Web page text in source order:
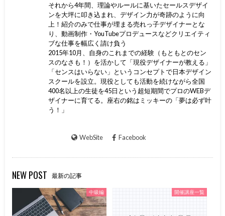
それから4年間、理論やルールに基いたセールスデザイ
ンを大坪に叩き込まれ、デザイン力が奇跡のように向
上！紹介のみで仕事が埋まる売れっ子デザイナーとな
り、動画制作・YouTubeプロデュースなどクリエイティ
ブな仕事を幅広く請け負う
2015年10月、自身のこれまでの経験（もともとのセン
スのなさも！）を活かして「現役デザイナーが教える」
「センスはいらない」というコンセプトで日本デザイン
スクールを設立。現役としても活動を続けながら全国
400名以上の生徒を45日という超短期間でプロのWEBデ
ザイナーに育てる。座右の銘はミッキーの「夢は必ず叶
う！」
WebSite Facebook
NEW POST 最新の記事
中級編 開催講座一覧